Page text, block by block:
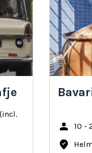
person 10 -
where_to_vote